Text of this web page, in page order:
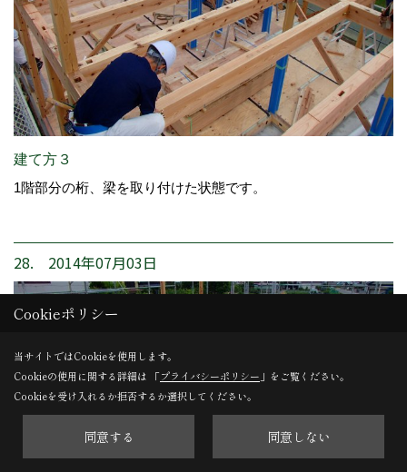
建て方３
1階部分の桁、梁を取り付けた状態です。
28. 2014年07月03日
Cookieポリシー
当サイトではCookieを使用します。
Cookieの使用に関する詳細は 「プライバシーポリシー 」をご覧ください。
Cookieを受け入れるか拒否するか選択してください。
同意する 同意しない